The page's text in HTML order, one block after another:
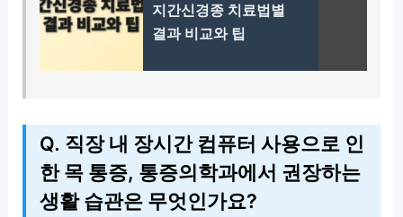
지간신경종 치료법별
결과 비교와 팁
Q. 직장 내 장시간 컴퓨터 사용으로 인
한 목 통증, 통증의학과에서 권장하는
생활 습관은 무엇인가요?